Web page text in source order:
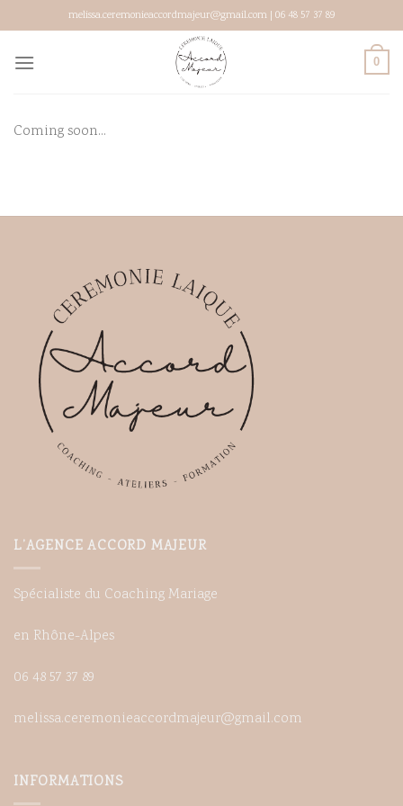
to
content
melissa.ceremonieaccordmajeur@gmail.com | 06 48 57 37 89
0
Coming soon…
L’AGENCE ACCORD MAJEUR
Spécialiste du Coaching Mariage
en Rhône-Alpes
06 48 57 37 89
melissa.ceremonieaccordmajeur@gmail.com
INFORMATIONS